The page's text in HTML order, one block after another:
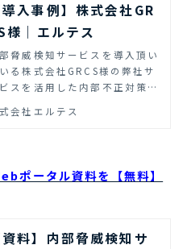
導入事例】株式会社GR
様｜エルテス
脅威検知サービスを導入頂い
る株式会社GRCS様の弊社サ
スを活用した内部不正対策の
会社エルテス
ポータル資料を【無料】
資料】内部脅威検知サ